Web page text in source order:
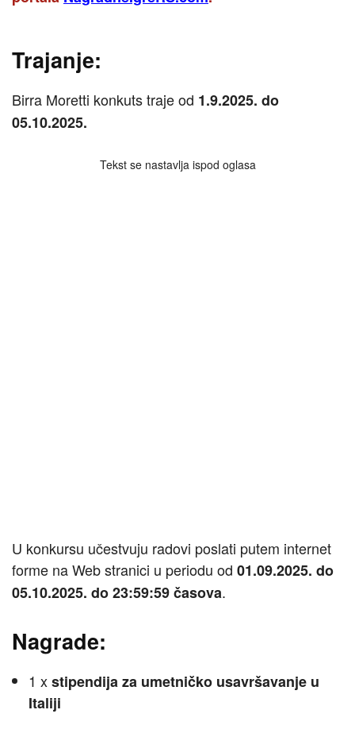
Trajanje:
Birra Moretti konkuts traje od 1.9.2025. do
05.10.2025.
Tekst se nastavlja ispod oglasa
U konkursu učestvuju radovi poslati putem internet
forme na Web stranici u periodu od 01.09.2025. do
05.10.2025. do 23:59:59 časova.
Nagrade:
1 xstipendija za umetničko usavršavanje u
Italiji